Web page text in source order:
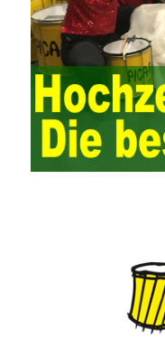
program, and the
hardware architecture,
solutions and risk
identification and
computer networks
support of the
importance to network
planning of computer
advocates the
technology requires
new network security,
need to pass security
lawless elements can’t